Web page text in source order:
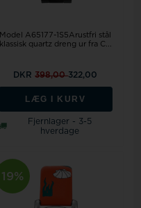
Model A65177-1S5Arustfri stål
klassisk quartz dreng ur fra C...
DKR398,00322,00
LÆG I KURV
Fjernlager - 3-5
hverdage
19%